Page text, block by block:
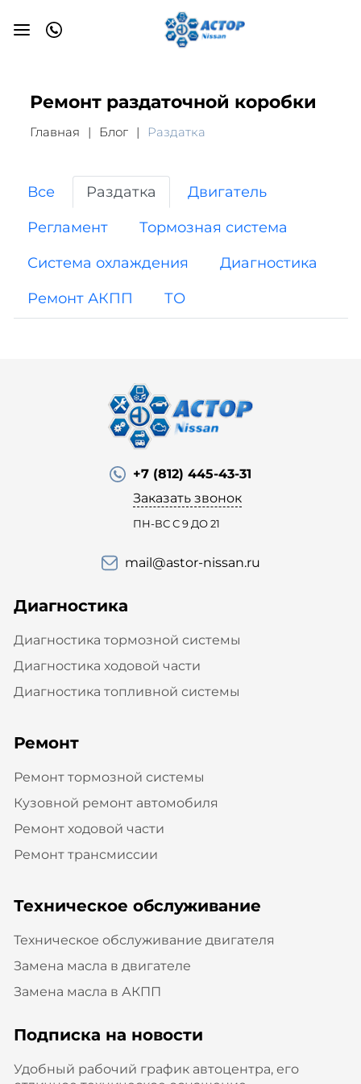
Ремонт раздаточной коробки
Главная Блог Раздатка
Все Раздатка
Двигатель
Регламент
Тормозная система
Система охлаждения
Диагностика
Ремонт АКПП
ТО
+7 (812) 445-43-31
Заказать звонок
ПН-ВС С 9 ДО 21
mail@astor-nissan.ru
Диагностика
Диагностика тормозной системы
Диагностика ходовой части
Диагностика топливной системы
Ремонт
Ремонт тормозной системы
Кузовной ремонт автомобиля
Ремонт ходовой части
Ремонт трансмиссии
Техническое обслуживание
Техническое обслуживание двигателя
Замена масла в двигателе
Замена масла в АКПП
Подписка на новости
Удобный рабочий график автоцентра, его